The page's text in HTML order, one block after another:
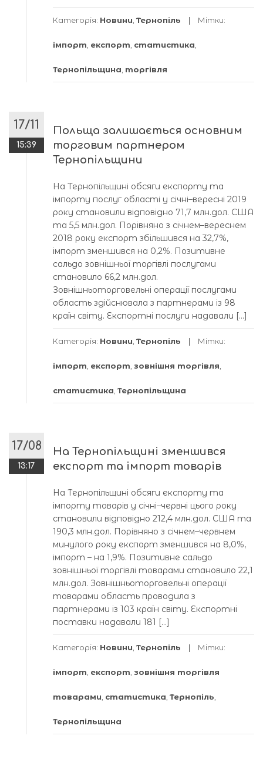
Категорія: Новини Тернопіль Мітки:
імпорт експорт статистика
Тернопільщина торгівля
17/11
15:39
Польща залишається основним
торговим партнером
Тернопільщини
На Тернопільщині обсяги експорту та
імпорту послуг області у січні–вересні 2019
року становили відповідно 71,7 млн.дол. США
та 5,5 млн.дол. Порівняно з січнем–вереснем
2018 року експорт збільшився на 32,7%,
імпорт зменшився на 0,2%. Позитивне
сальдо зовнішньої торгівлі послугами
становило 66,2 млн.дол.
Зовнішньоторговельні операції послугами
область здійснювала з партнерами із 98
країн світу. Експортні послуги надавали […]
Категорія: Новини Тернопіль Мітки:
імпорт експорт зовнішня торгівля
статистика Тернопільщина
17/08
13:17
На Тернопільщині зменшився
експорт та імпорт товарів
На Тернопільщині обсяги експорту та
імпорту товарів у січні–червні цього року
становили відповідно 212,4 млн.дол. США та
190,3 млн.дол. Порівняно з січнем–червнем
минулого року експорт зменшився на 8,0%,
імпорт – на 1,9%. Позитивне сальдо
зовнішньої торгівлі товарами становило 22,1
млн.дол. Зовнішньоторговельні операції
товарами область проводила з
партнерами із 103 країн світу. Експортні
поставки надавали 181 […]
Категорія: Новини Тернопіль Мітки:
імпорт експорт зовнішня торгівля
товарами статистика Тернопіль
Тернопільщина